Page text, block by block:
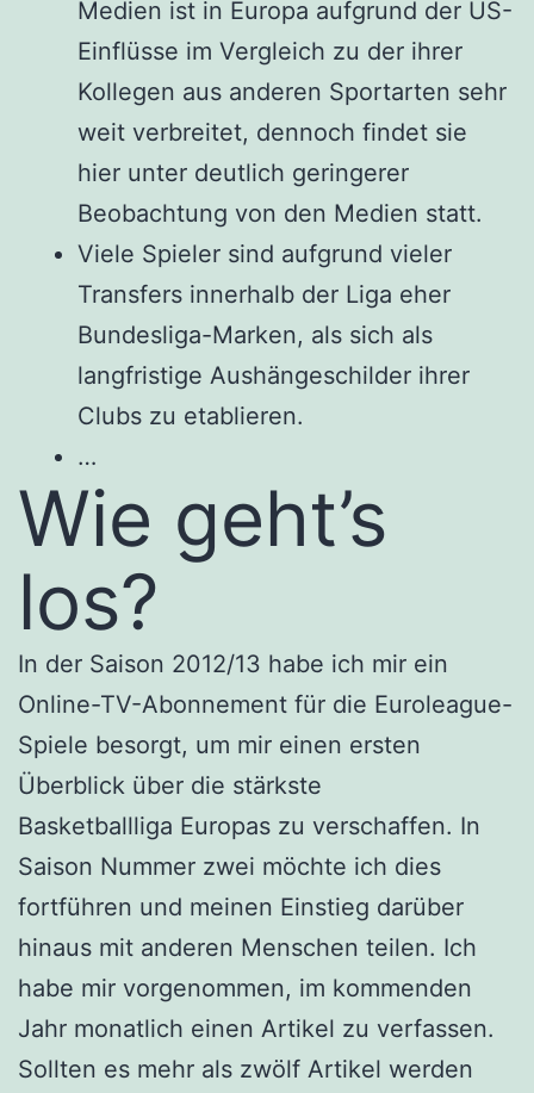
Medien ist in Europa aufgrund der US-
Einflüsse im Vergleich zu der ihrer
Kollegen aus anderen Sportarten sehr
weit verbreitet, dennoch findet sie
hier unter deutlich geringerer
Beobachtung von den Medien statt.
Viele Spieler sind aufgrund vieler
Transfers innerhalb der Liga eher
Bundesliga-Marken, als sich als
langfristige Aushängeschilder ihrer
Clubs zu etablieren.
…
Wie geht’s
los?
In der Saison 2012/13 habe ich mir ein
Online-TV-Abonnement für die Euroleague-
Spiele besorgt, um mir einen ersten
Überblick über die stärkste
Basketballliga Europas zu verschaffen. In
Saison Nummer zwei möchte ich dies
fortführen und meinen Einstieg darüber
hinaus mit anderen Menschen teilen. Ich
habe mir vorgenommen, im kommenden
Jahr monatlich einen Artikel zu verfassen.
Sollten es mehr als zwölf Artikel werden